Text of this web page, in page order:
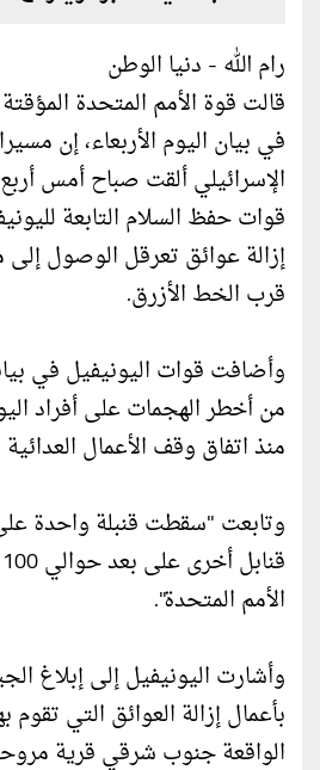
رام الله - دنيا الوطن
قالت قوة الأمم المتحدة
في بيان اليوم الأربعاء، إن
الإسرائيلي ألقت صباح أمس
قوات حفظ السلام التابعة
إزالة عوائق تعرقل الوصول إلى
قرب الخط الأزرق.
وأضافت قوات اليونيفيل في
من أخطر الهجمات على أفراد
منذ اتفاق وقف الأعمال
الأمم المتحدة".
وأشارت اليونيفيل إلى إبلاغ
بأعمال إزالة العوائق التي تقوم
الواقعة جنوب شرقي قرية